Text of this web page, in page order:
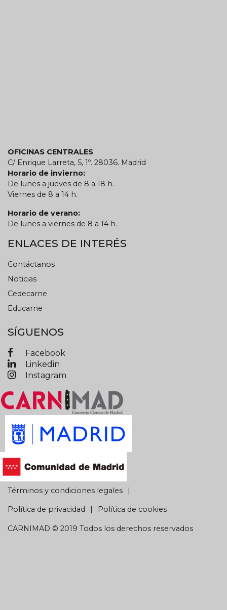
OFICINAS CENTRALES
C/ Enrique Larreta, 5, 1º. 28036. Madrid
Horario de invierno:
De lunes a jueves de 8 a 18 h.
Viernes de 8 a 14 h.
Horario de verano:
De lunes a viernes de 8 a 14 h.
ENLACES DE INTERÉS
Contáctanos
Noticias
Cedecarne
Educarne
SÍGUENOS
Facebook
Linkedin
Instagram
Términos y condiciones legales
Política de privacidad Política de cookies
CARNIMAD © 2019 Todos los derechos reservados